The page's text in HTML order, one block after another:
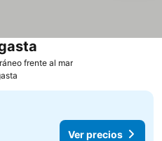
frente al marVer precios
Ver precios